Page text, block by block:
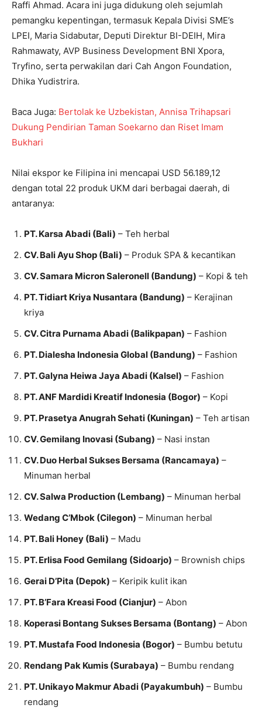
Raffi Ahmad. Acara ini juga didukung oleh sejumlah
pemangku kepentingan, termasuk Kepala Divisi SME’s
LPEI, Maria Sidabutar, Deputi Direktur BI-DEIH, Mira
Rahmawaty, AVP Business Development BNI Xpora,
Tryfino, serta perwakilan dari Cah Angon Foundation,
Dhika Yudistrira.
Baca Juga: Bertolak ke Uzbekistan, Annisa Trihapsari
Dukung Pendirian Taman Soekarno dan Riset Imam
Bukhari
Nilai ekspor ke Filipina ini mencapai USD 56.189,12
dengan total 22 produk UKM dari berbagai daerah, di
antaranya:
PT. Karsa Abadi (Bali) – Teh herbal
CV. Bali Ayu Shop (Bali) – Produk SPA & kecantikan
CV. Samara Micron Saleronell (Bandung) – Kopi & teh
PT. Tidiart Kriya Nusantara (Bandung) – Kerajinan
kriya
CV. Citra Purnama Abadi (Balikpapan) – Fashion
PT. Dialesha Indonesia Global (Bandung) – Fashion
PT. Galyna Heiwa Jaya Abadi (Kalsel) – Fashion
PT. ANF Mardidi Kreatif Indonesia (Bogor) – Kopi
PT. Prasetya Anugrah Sehati (Kuningan) – Teh artisan
CV. Gemilang Inovasi (Subang) – Nasi instan
CV. Duo Herbal Sukses Bersama (Rancamaya) –
Minuman herbal
CV. Salwa Production (Lembang) – Minuman herbal
Wedang C’Mbok (Cilegon) – Minuman herbal
PT. Bali Honey (Bali) – Madu
PT. Erlisa Food Gemilang (Sidoarjo) – Brownish chips
Gerai D’Pita (Depok) – Keripik kulit ikan
PT. B’Fara Kreasi Food (Cianjur) – Abon
Koperasi Bontang Sukses Bersama (Bontang) – Abon
PT. Mustafa Food Indonesia (Bogor) – Bumbu betutu
Rendang Pak Kumis (Surabaya) – Bumbu rendang
PT. Unikayo Makmur Abadi (Payakumbuh) – Bumbu
rendang